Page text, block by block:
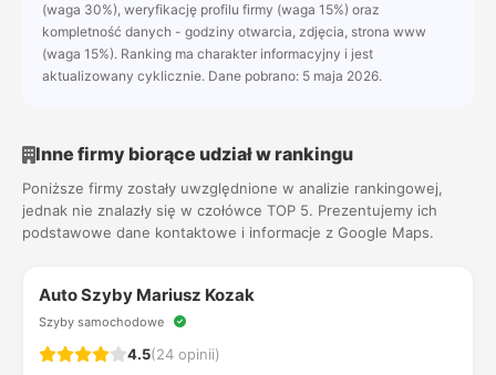
(waga 30%), weryfikację profilu firmy (waga 15%) oraz
kompletność danych - godziny otwarcia, zdjęcia, strona www
(waga 15%). Ranking ma charakter informacyjny i jest
aktualizowany cyklicznie. Dane pobrano: 5 maja 2026.
Inne firmy biorące udział w rankingu
Poniższe firmy zostały uwzględnione w analizie rankingowej,
jednak nie znalazły się w czołówce TOP 5. Prezentujemy ich
podstawowe dane kontaktowe i informacje z Google Maps.
Auto Szyby Mariusz Kozak
Szyby samochodowe
4.5(24 opinii)